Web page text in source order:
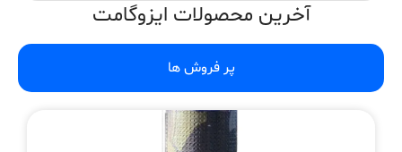
آخرین محصولات ایزوگامت
پر فروش ها